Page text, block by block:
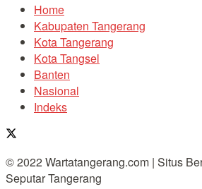
Home
Kabupaten Tangerang
Kota Tangerang
Kota Tangsel
Banten
Nasional
Indeks
© 2022 Wartatangerang.com | Situs
Seputar Tangerang